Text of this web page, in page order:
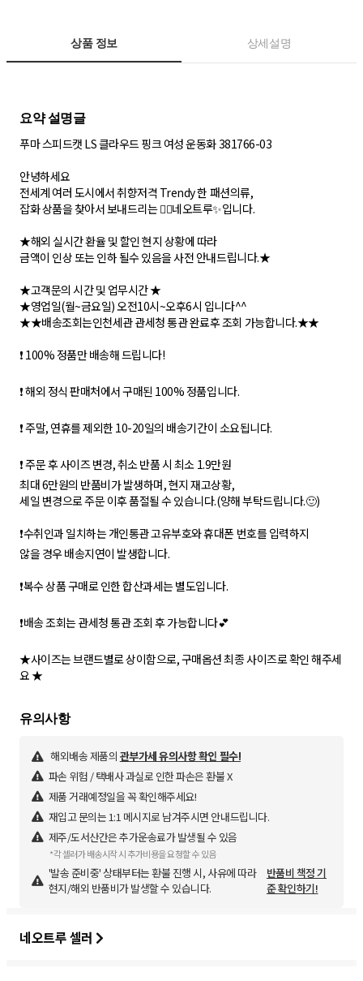
상품 정보 상세설명
요약 설명글
푸마 스피드캣 LS 클라우드 핑크 여성 운동화 381766-03
안녕하세요
전세계 여러 도시에서 취향저격 Trendy 한 패션의류,
잡화 상품을 찾아서 보내드리는 🙇‍♂네오트루✨입니다.
★해외 실시간 환율 및 할인 현지 상황에 따라
금액이 인상 또는 인하 될수 있음을 사전 안내드립니다.★
★고객문의 시간 및 업무시간 ★
★영업일(월~금요일) 오전10시~오후6시 입니다^^
★★배송조회는인천세관 관세청 통관 완료후 조회 가능합니다.★★
❗ 100% 정품만 배송해 드립니다!
❗ 해외 정식 판매처에서 구매된 100% 정품입니다.
❗ 주말, 연휴를 제외한 10-20일의 배송기간이 소요됩니다.
❗ 주문 후 사이즈 변경, 취소 반품 시 최소 1.9만원
최대 6만원의 반품비가 발생하며, 현지 재고상황,
세일 변경으로 주문 이후 품절될 수 있습니다.(양해 부탁드립니다.🙂)
❗수취인과 일치하는 개인통관 고유부호와 휴대폰 번호를 입력하지
않을 경우 배송지연이 발생합니다.
❗복수 상품 구매로 인한 합산과세는 별도입니다.
❗배송 조회는 관세청 통관 조회 후 가능합니다💕
★사이즈는 브랜드별로 상이함으로, 구매옵션 최종 사이즈로 확인 해주세
요 ★
유의사항
해외배송 제품의 관부가세 유의사항 확인 필수!
파손 위험 / 택배사 과실로 인한 파손은 환불 X
제품 거래예정일을 꼭 확인해주세요!
재입고 문의는 1:1 메시지로 남겨주시면 안내드립니다.
제주/도서산간은 추가운송료가 발생될 수 있음
*각 셀러가 배송시작 시 추가비용을 요청할 수 있음
'발송 준비중' 상태부터는 환불 진행 시, 사유에 따라
현지/해외 반품비가 발생할 수 있습니다.
반품비 책정 기
준 확인하기!
네오트루 셀러